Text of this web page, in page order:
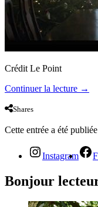
Crédit Le Point
Continuer la lecture →
Shares
Cette entrée a été
Instagram
Bonjour